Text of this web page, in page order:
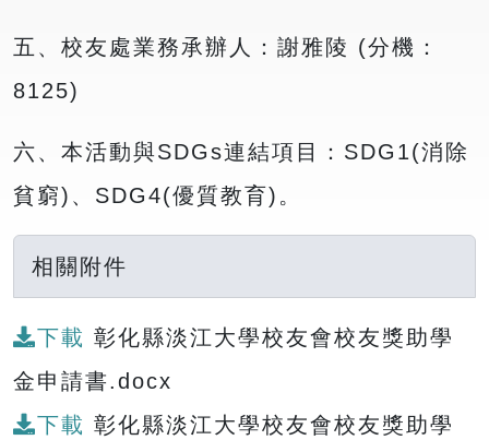
五、校友處業務承辦人：謝雅陵 (分機：
8125)
六、本活動與SDGs連結項目：SDG1(消除
貧窮)、SDG4(優質教育)。
相關附件
下載 彰化縣淡江大學校友會校友獎助學
金申請書.docx
下載 彰化縣淡江大學校友會校友獎助學